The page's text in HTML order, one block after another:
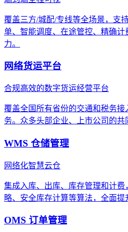
覆盖三方/城配/专线等全场景，支
单、智能调度、在途管控、精确
力。
网络货运平台
合规高效的数字货运经营平台
覆盖全国所有省份的交通和税务
务。众多头部企业、上市公司的共
WMS 仓储管理
网络化智慧云仓
集成入库、出库、库存管理和计
略、安全库存计算等算法，全面提
OMS 订单管理